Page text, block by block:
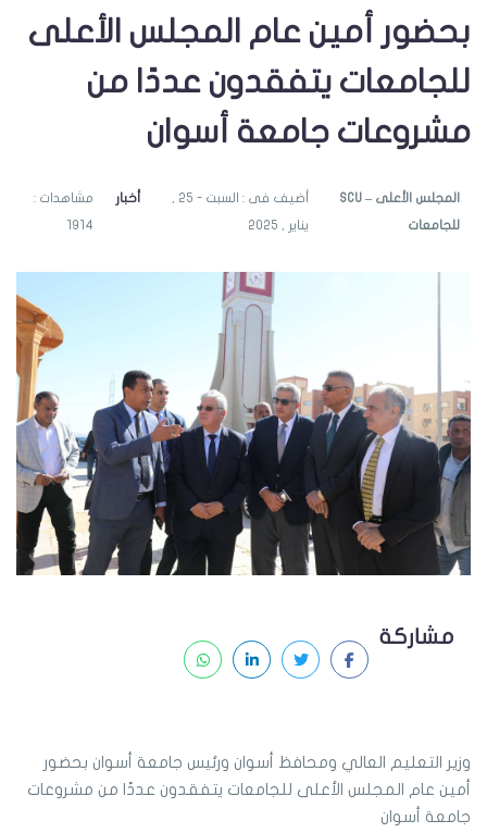
بحضور أمين عام المجلس الأعلى
للجامعات يتفقدون عددًا من
مشروعات جامعة أسوان
SCU – المجلس الأعلى
للجامعات يناير , 2025
أخبار مشاهدات :
1914
مشاركة
وزير التعليم العالي ومحافظ أسوان ورئيس جامعة أسوان بحضور
أمين عام المجلس الأعلى للجامعات يتفقدون عددًا من مشروعات
جامعة أسوان